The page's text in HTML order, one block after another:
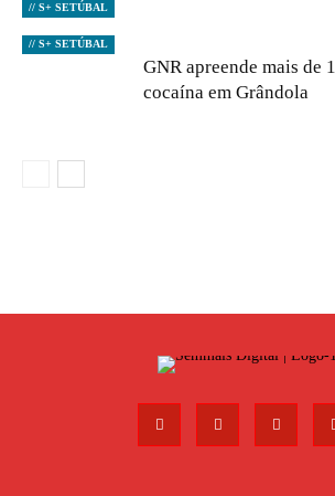
// S+ SETÚBAL
// S+ SETÚBAL
GNR apreende mais de
cocaína em Grândola